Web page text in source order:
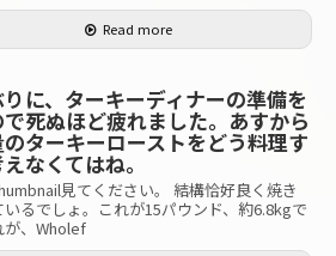
Read more
に、ターキーディナーの準備を
で死ぬほど疲れました。あすから
のターキーローストをどう料理す
なくてはね。
見てください。 結構恰好良く焼き
いるでしょ。これが15パウンド、約6.8kgで
が、Wholef